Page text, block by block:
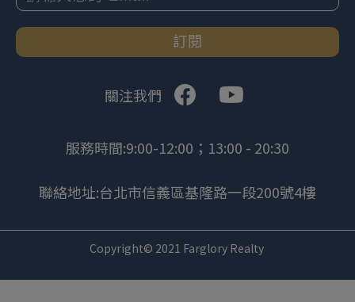
關注我們
訂閱
服務時間:9:00-12:00；13:00 - 20:30
聯絡地址:台北市信義區基隆路一段200號4樓
Copyright© 2021 Farglory Realty.